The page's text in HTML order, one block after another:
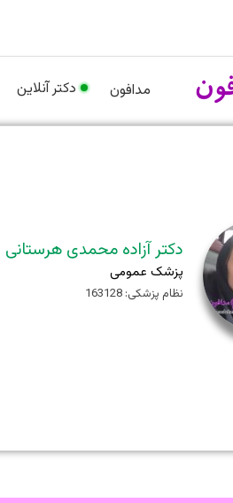
مدافون دکتر آنلاین
دکتر آزاده محمدی هرستانی
پزشک عمومی
نظام پزشکی: 163128